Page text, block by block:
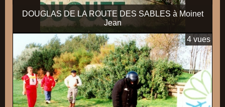
DOUGLAS DE LA ROUTE DES SABLES à Moinet
Jean
4 vues